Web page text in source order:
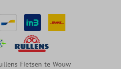
Fietsen te Wouw